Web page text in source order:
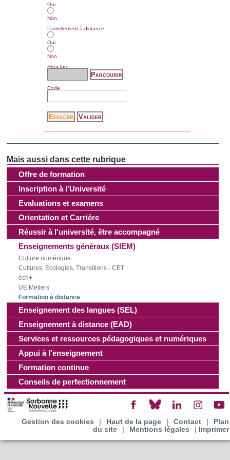
Offre de formation
Inscription à l'Université
Evaluations et examens
Orientation et Carrière
Réussir à l'université, être accompagné
Enseignements généraux (SIEM)
Culture numérique
Cultures, Ecologies, Transitions - CET
écri+
UE Métiers
Formation à distance
Enseignement des langues (SEL)
Enseignement à distance (EAD)
Services et ressources pédagogiques et numériques
Appui à l'enseignement
Formation continue
Conseils de perfectionnement
Oui
Non
Partiellement à distance :
Oui
Non
Structure
Code
Gestion des cookies Haut de la page Contact
Plan
du site
Mentions légales Imprimer